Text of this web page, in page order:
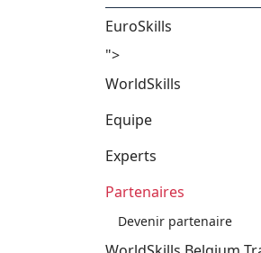
EuroSkills
">
WorldSkills
Equipe
Experts
Partenaires
Devenir partenaire